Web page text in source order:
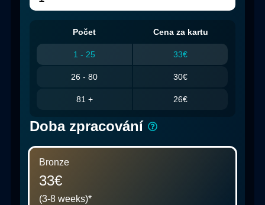
Počet Cena za kartu
1 - 25 33€
26 - 80 30€
81 + 26€
Doba zpracování
Bronze
33€
(3-8 weeks)*